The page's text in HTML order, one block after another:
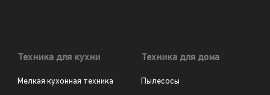
Техника для кухни
Мелкая кухонная техника
Техника для дома
Пылесосы